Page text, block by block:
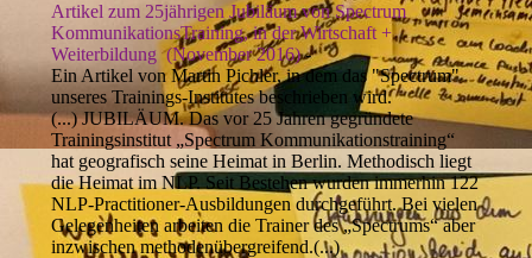
Artikel zum 25jährigen Jubiläum von Spectrum
KommunikationsTraining, in der Wirtschaft +
Weiterbildung (November 2016)-
Ein Artikel von Martin Pichler, in dem das "Spectrum"
unseres Trainings-Institutes beschrieben wird.
(...) JUBILÄUM. Das vor 25 Jahren gegründete
Trainingsinstitut „Spectrum Kommunikationstraining“
hat geografisch seine Heimat in Berlin. Methodisch liegt
die Heimat im NLP. Seit Bestehen wurden immerhin 122
NLP-Practitioner-Ausbildungen durchgeführt. Bei vielen
Gelegenheiten arbeiten die Trainer des „Spectrums“ aber
inzwischen methodenübergreifend.(...)